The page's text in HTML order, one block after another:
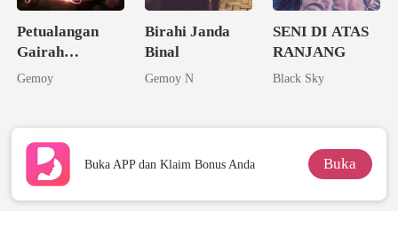
Petualangan
Gairah
Kenikmatan
Gemoy
Birahi Janda
Binal
Gemoy N
SENI DI ATAS
RANJANG
Black Sky
Buka APP dan Klaim Bonus Anda Buka